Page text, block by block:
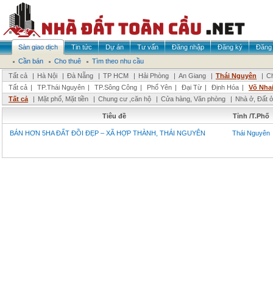
Sàn giao dịch Tin tức Dự án Tư vấn Đăng nhập Đăng ký
Đăng
Cần bán
Cho thuê
Tìm theo nhu cầu
Tất cả
| Hà Nội | Đà Nẵng | TP HCM | Hải Phòng | An Giang | Thái Nguyên |
Tất cả | TP.Thái Nguyên | TP.Sông Công | Phổ Yên | Đại Từ | Định Hóa |
Võ Nhai
Tất cả
| Mặt phố, Mặt tiền | Chung cư ,căn hộ | Cửa hàng, Văn phòng | Nhà ở, Đất ở
Tiêu đề Tỉnh /T.Phố
BÁN HƠN 5HA ĐẤT ĐỒI ĐẸP – XÃ HỢP THÀNH, THÁI NGUYÊN Thái Nguyên